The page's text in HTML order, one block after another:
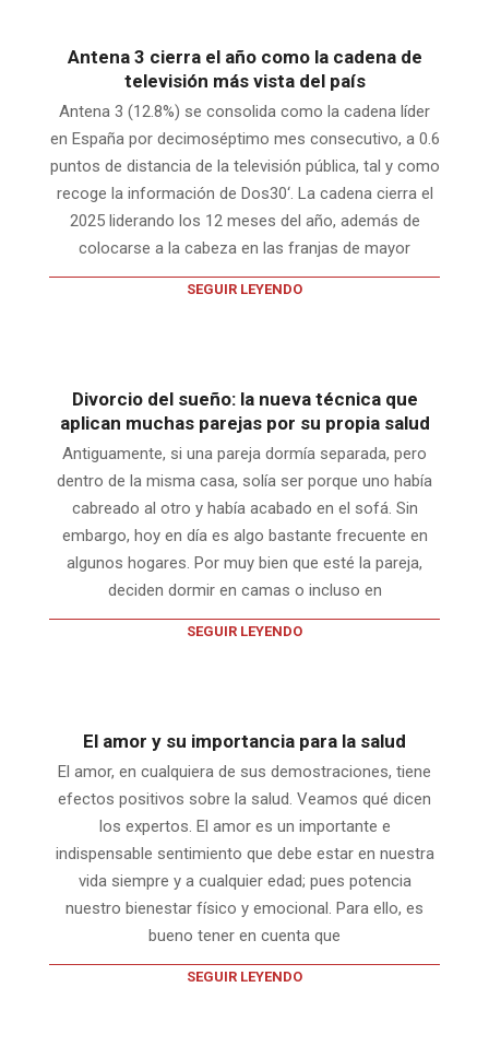
Antena 3 cierra el año como la cadena de
televisión más vista del país
Antena 3 (12.8%) se consolida como la cadena líder
en España por decimoséptimo mes consecutivo, a 0.6
puntos de distancia de la televisión pública, tal y como
recoge la información de Dos30‘. La cadena cierra el
2025 liderando los 12 meses del año, además de
colocarse a la cabeza en las franjas de mayor
SEGUIR LEYENDO
Divorcio del sueño: la nueva técnica que
aplican muchas parejas por su propia salud
Antiguamente, si una pareja dormía separada, pero
dentro de la misma casa, solía ser porque uno había
cabreado al otro y había acabado en el sofá. Sin
embargo, hoy en día es algo bastante frecuente en
algunos hogares. Por muy bien que esté la pareja,
deciden dormir en camas o incluso en
SEGUIR LEYENDO
El amor y su importancia para la salud
El amor, en cualquiera de sus demostraciones, tiene
efectos positivos sobre la salud. Veamos qué dicen
los expertos. El amor es un importante e
indispensable sentimiento que debe estar en nuestra
vida siempre y a cualquier edad; pues potencia
nuestro bienestar físico y emocional. Para ello, es
bueno tener en cuenta que
SEGUIR LEYENDO